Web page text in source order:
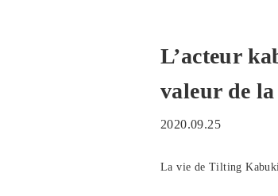
L’acteur
valeur de
2020.09.25
La vie de Tilting